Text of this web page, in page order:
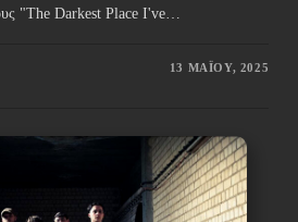
"The Darkest Place I've…
13 ΜΑΪ́ΟΥ, 2025